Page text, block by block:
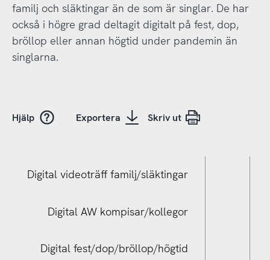
familj och släktingar än de som är singlar. De har
också i högre grad deltagit digitalt på fest, dop,
bröllop eller annan högtid under pandemin än
singlarna.
Hjälp Exportera Skriv ut
Digital fest/dop/bröllop/högtid
Digital AW kompisar/kollegor
Digital videoträff familj/släktingar